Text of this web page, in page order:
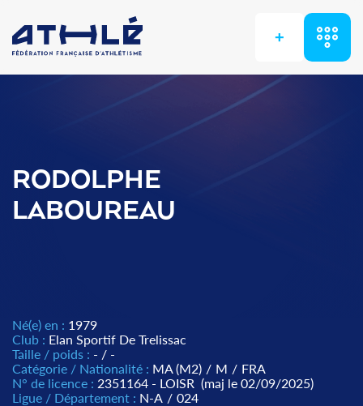
+
RODOLPHE
LABOUREAU
Né(e) en : 1979
Club : Elan Sportif De Trelissac
Taille / poids : - / -
Catégorie / Nationalité : MA (M2) / M / FRA
N° de licence : 2351164 - LOISR (maj le 02/09/2025)
Ligue / Département : N-A / 024